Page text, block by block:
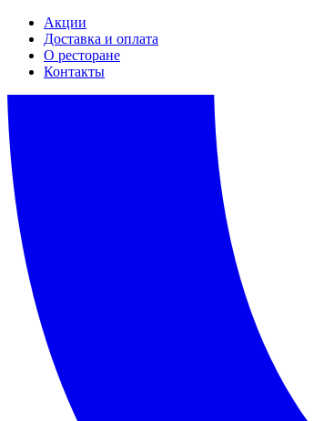
Акции
Доставка и оплата
О ресторане
Контакты